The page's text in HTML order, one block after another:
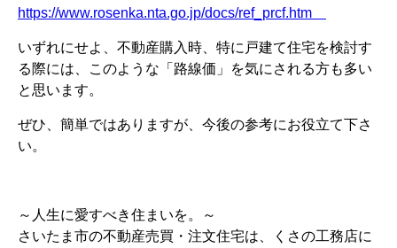
https://www.rosenka.nta.go.jp/docs/ref_prcf.htm
いずれにせよ、不動産購入時、特に戸建て住宅を検討す
る際には、このような「路線価」を気にされる方も多い
と思います。
ぜひ、簡単ではありますが、今後の参考にお役立て下さ
い。
～人生に愛すべき住まいを。～
さいたま市の不動産売買・注文住宅は、くさの工務店に